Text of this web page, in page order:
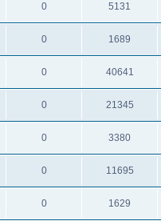
0 5131
0 1689
0 40641
0 21345
0 3380
0 11695
0 1629